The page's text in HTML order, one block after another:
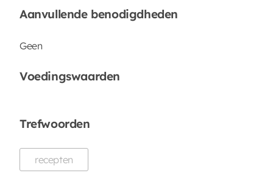
Aanvullende benodigdheden
Geen
Voedingswaarden
Trefwoorden
recepten